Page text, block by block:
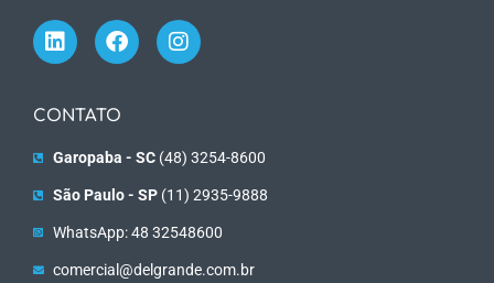
CONTATO
Garopaba - SC(48) 3254-8600
São Paulo - SP(11) 2935-9888
WhatsApp: 48 32548600
comercial@delgrande.com.br